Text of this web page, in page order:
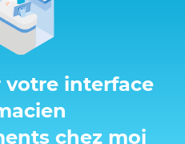
votre interface
chez moi